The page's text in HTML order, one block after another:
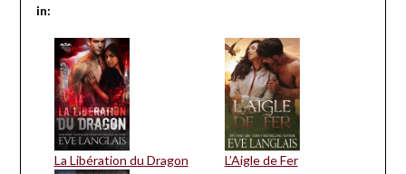
in:
La Libération du Dragon L’Aigle de Fer